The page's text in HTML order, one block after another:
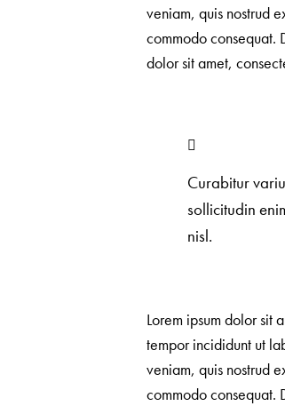
veniam, quis nostrud
commodo consequat.
dolor sit amet,
Curabitur
sollicitudin
nisl.
Lorem ipsum dolor sit
tempor incididunt ut
veniam, quis nostrud
commodo consequat.